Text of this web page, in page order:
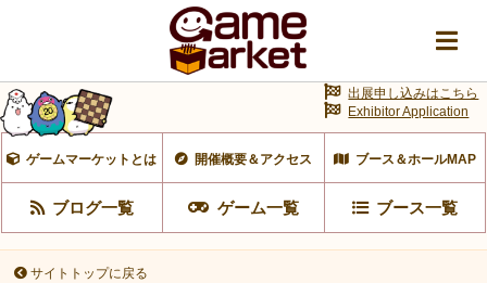
ゲームマーケットとは 開催概要＆アクセス ブース＆ホールMAP
ブログ一覧 ゲーム一覧 ブース一覧
出展申し込みはこちら
Exhibitor Application
サイトトップに戻る